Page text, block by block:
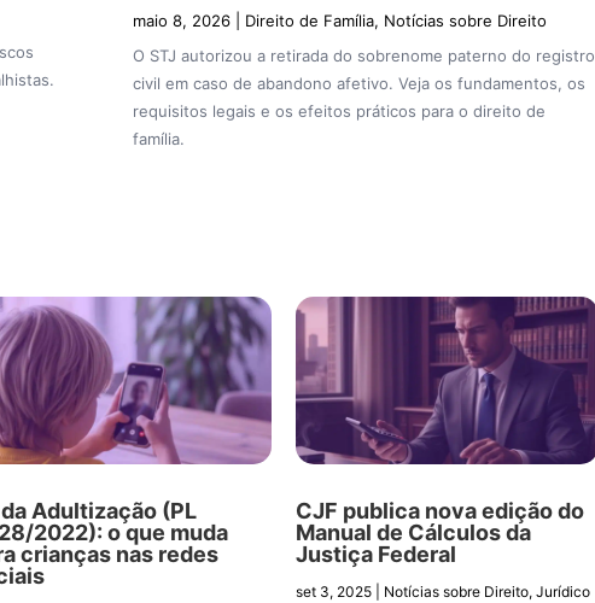
maio 8, 2026 Direito de Família, Notícias sobre Direito
O STJ autorizou a retirada do sobrenome paterno do registro
civil em caso de abandono afetivo. Veja os fundamentos, os
requisitos legais e os efeitos práticos para o direito de
família.
da Adultização (PL
2022): o que muda
crianças nas redes
CJF publica nova edição do
Manual de Cálculos da
Justiça Federal
set 3, 2025 Notícias sobre Direito,Jurídico